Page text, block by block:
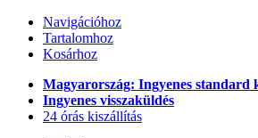
Navigációhoz
Tartalomhoz
Kosárhoz
Magyarország: Ingyenes standard
Ingyenes visszaküldés
24 órás kiszállítás